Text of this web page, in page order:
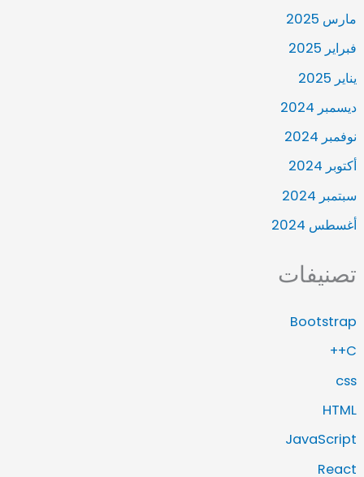
مارس 2025
فبراير 2025
يناير 2025
ديسمبر 2024
نوفمبر 2024
أكتوبر 2024
سبتمبر 2024
أغسطس 2024
تصنيفات
Bootstrap
C++
css
HTML
JavaScript
React